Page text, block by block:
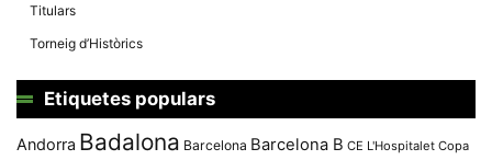
Titulars
Torneig d’Històrics
Etiquetes populars
Andorra Badalona Barcelona Barcelona B CE L'Hospitalet Copa